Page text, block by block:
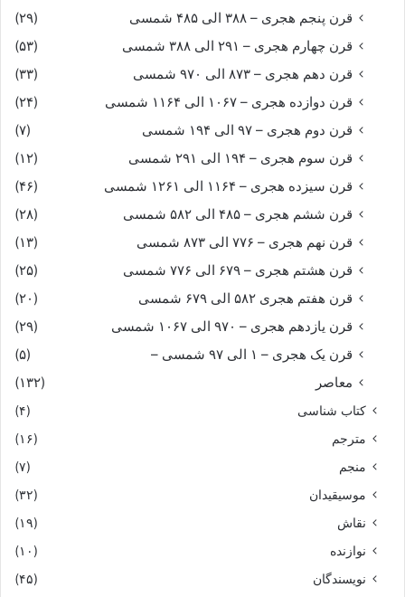
قرن پنجم هجری – ۳۸۸ الی ۴۸۵ شمسی
(۲۹)
قرن چهارم هجری – ۲۹۱ الی ۳۸۸ شمسی
(۵۳)
قرن دهم هجری – ۸۷۳ الی ۹۷۰ شمسی
(۳۳)
قرن دوازده هجری – ۱۰۶۷ الی ۱۱۶۴ شمسی
(۲۴)
قرن دوم هجری – ۹۷ الی ۱۹۴ شمسی
(۷)
قرن سوم هجری – ۱۹۴ الی ۲۹۱ شمسی
(۱۲)
قرن سیزده هجری – ۱۱۶۴ الی ۱۲۶۱ شمسی
(۴۶)
قرن ششم هجری – ۴۸۵ الی ۵۸۲ شمسی
(۲۸)
قرن نهم هجری – ۷۷۶ الی ۸۷۳ شمسی
(۱۳)
قرن هشتم هجری – ۶۷۹ الی ۷۷۶ شمسی
(۲۵)
قرن هفتم هجری ۵۸۲ الی ۶۷۹ شمسی
(۲۰)
قرن یازدهم هجری – ۹۷۰ الی ۱۰۶۷ شمسی
(۲۹)
قرن یک هجری – ۱ الی ۹۷ شمسی –
(۵)
معاصر
(۱۳۲)
کتاب شناسی
(۴)
مترجم
(۱۶)
منجم
(۷)
موسیقیدان
(۳۲)
نقاش
(۱۹)
نوازنده
(۱۰)
نویسندگان
(۴۵)